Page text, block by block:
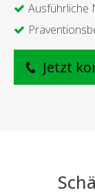
Ausführliche
Jetzt